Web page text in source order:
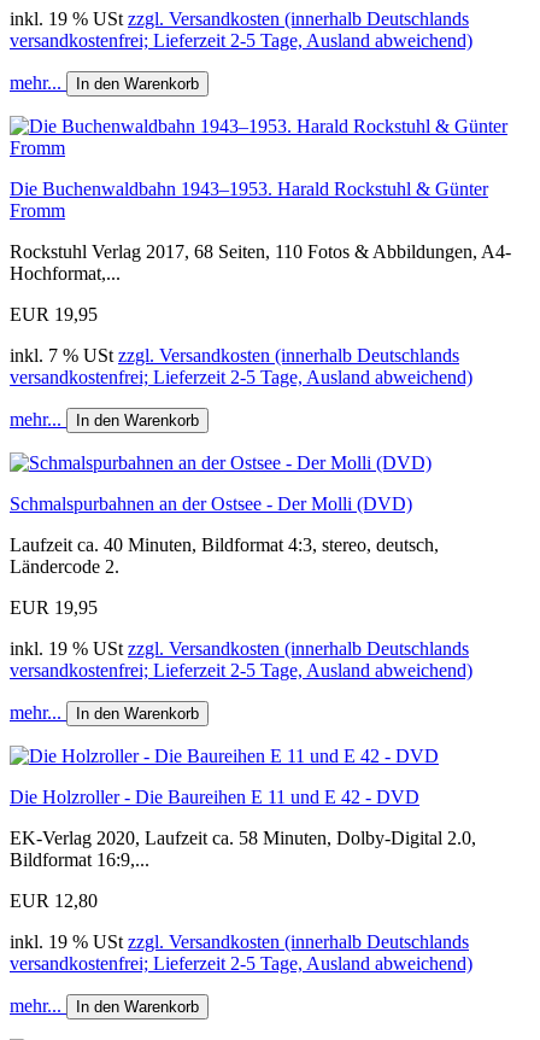
inkl. 19 % USt zzgl. Versandkosten (innerhalb Deutschlands
versandkostenfrei; Lieferzeit 2-5 Tage, Ausland abweichend)
mehr... In den Warenkorb
Die Buchenwaldbahn 1943–1953. Harald Rockstuhl & Günter
Fromm
Rockstuhl Verlag 2017, 68 Seiten, 110 Fotos & Abbildungen, A4-
Hochformat,...
EUR 19,95
inkl. 7 % USt zzgl. Versandkosten (innerhalb Deutschlands
versandkostenfrei; Lieferzeit 2-5 Tage, Ausland abweichend)
mehr... In den Warenkorb
Schmalspurbahnen an der Ostsee - Der Molli (DVD)
Laufzeit ca. 40 Minuten, Bildformat 4:3, stereo, deutsch,
Ländercode 2.
EUR 19,95
inkl. 19 % USt zzgl. Versandkosten (innerhalb Deutschlands
versandkostenfrei; Lieferzeit 2-5 Tage, Ausland abweichend)
mehr... In den Warenkorb
Die Holzroller - Die Baureihen E 11 und E 42 - DVD
EK-Verlag 2020, Laufzeit ca. 58 Minuten, Dolby-Digital 2.0,
Bildformat 16:9,...
EUR 12,80
inkl. 19 % USt zzgl. Versandkosten (innerhalb Deutschlands
versandkostenfrei; Lieferzeit 2-5 Tage, Ausland abweichend)
mehr... In den Warenkorb